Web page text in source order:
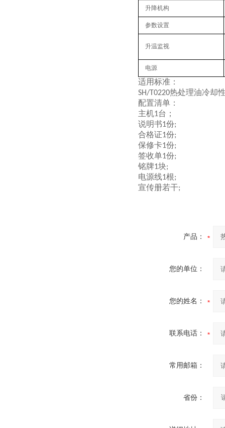
升降机构
参数设置
升温监视
电源
适用标准：
SH/T0220热处理油冷却
配置清单：
主机1台；
说明书1份;
合格证1份;
保修卡1份;
签收单1份;
铭牌1块;
电源线1根;
宣传册若干;
产品：
您的单位：
您的姓名：
联系电话：
常用邮箱：
省份：